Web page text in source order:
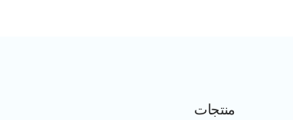
منتجات